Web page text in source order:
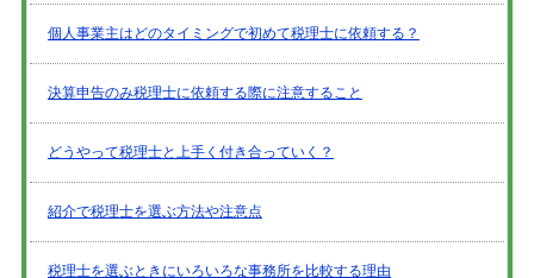
個人事業主はどのタイミングで初めて税理士に依頼する？
決算申告のみ税理士に依頼する際に注意すること
どうやって税理士と上手く付き合っていく？
紹介で税理士を選ぶ方法や注意点
税理士を選ぶときにいろいろな事務所を比較する理由